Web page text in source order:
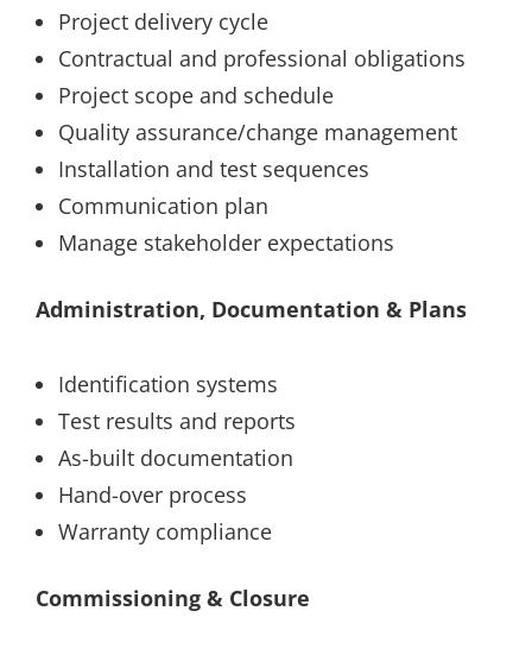
Project delivery cycle
Contractual and professional obligations
Project scope and schedule
Quality assurance/change management
Installation and test sequences
Communication plan
Manage stakeholder expectations
Administration, Documentation & Plans
Identification systems
Test results and reports
As-built documentation
Hand-over process
Warranty compliance
Commissioning & Closure